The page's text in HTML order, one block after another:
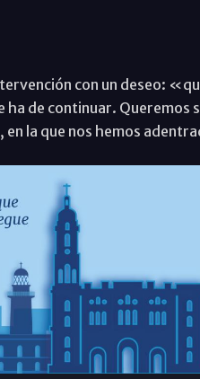
con un deseo:
de continuar. Queremos
la que nos hemos